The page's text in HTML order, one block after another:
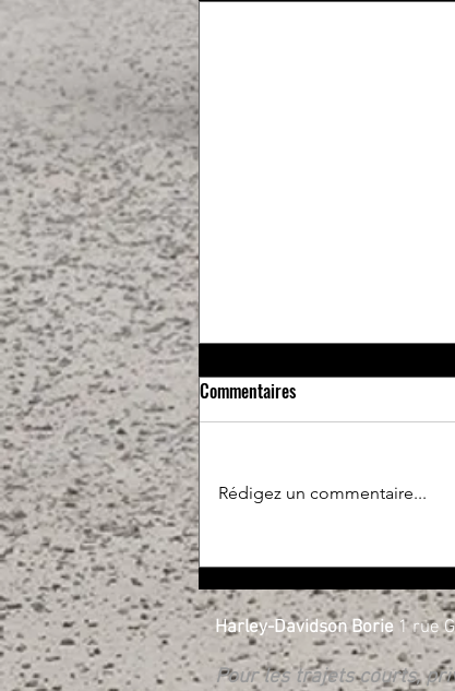
Essais libres et RIDE
les 17 et 18 avril
Commentaires
Rédigez un commentaire...
Harley-Davidson Borie 1 rue
Pour les trajets courts,